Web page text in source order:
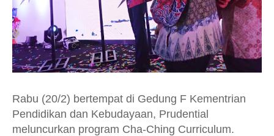
Rabu (20/2) bertempat di Gedung F Kementrian
Pendidikan dan Kebudayaan, Prudential
meluncurkan program Cha-Ching Curriculum.